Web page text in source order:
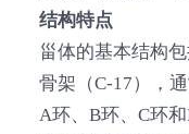
结构特点
甾体的基本结构
骨架（C-17），
A环、B环、C环